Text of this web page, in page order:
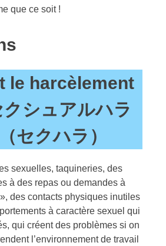
que ce soit !
le harcèlement
シュアルハラ
セクハラ）
sexuelles, taquineries, des
à des repas ou demandes à
des contacts physiques inutiles
à caractère sexuel qui
qui créent des problèmes si on
l’environnement de travail